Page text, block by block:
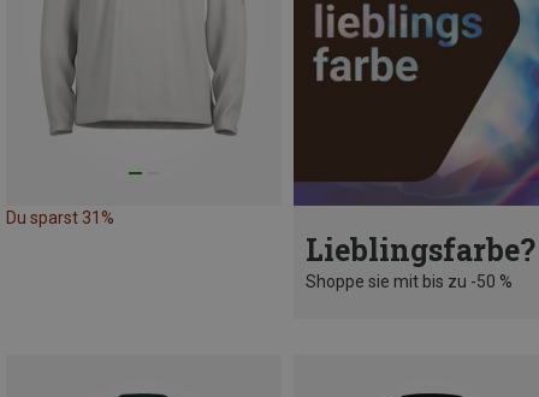
Du sparst 31%
Lieblingsfarbe?
Shoppe sie mit bis zu -50 %